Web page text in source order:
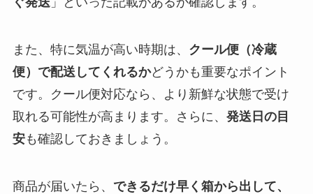
また、特に気温が高い時期は、 クール便（冷蔵
便）で配送してくれるかどうかも重要なポイント
です。クール便対応なら、より新鮮な状態で受け
取れる可能性が高まります。さらに、 発送日の目
安も確認しておきましょう。
商品が届いたら、 できるだけ早く箱から出して、